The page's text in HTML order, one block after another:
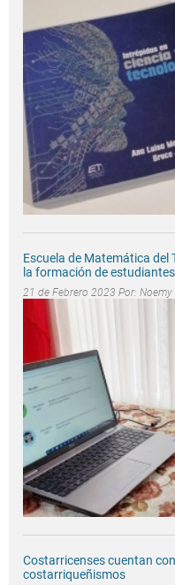
Escuela de Matemática del
la formación de
21 de Febrero 2023 Por: Noemy
Costarricenses cuentan
costarriqueñismos